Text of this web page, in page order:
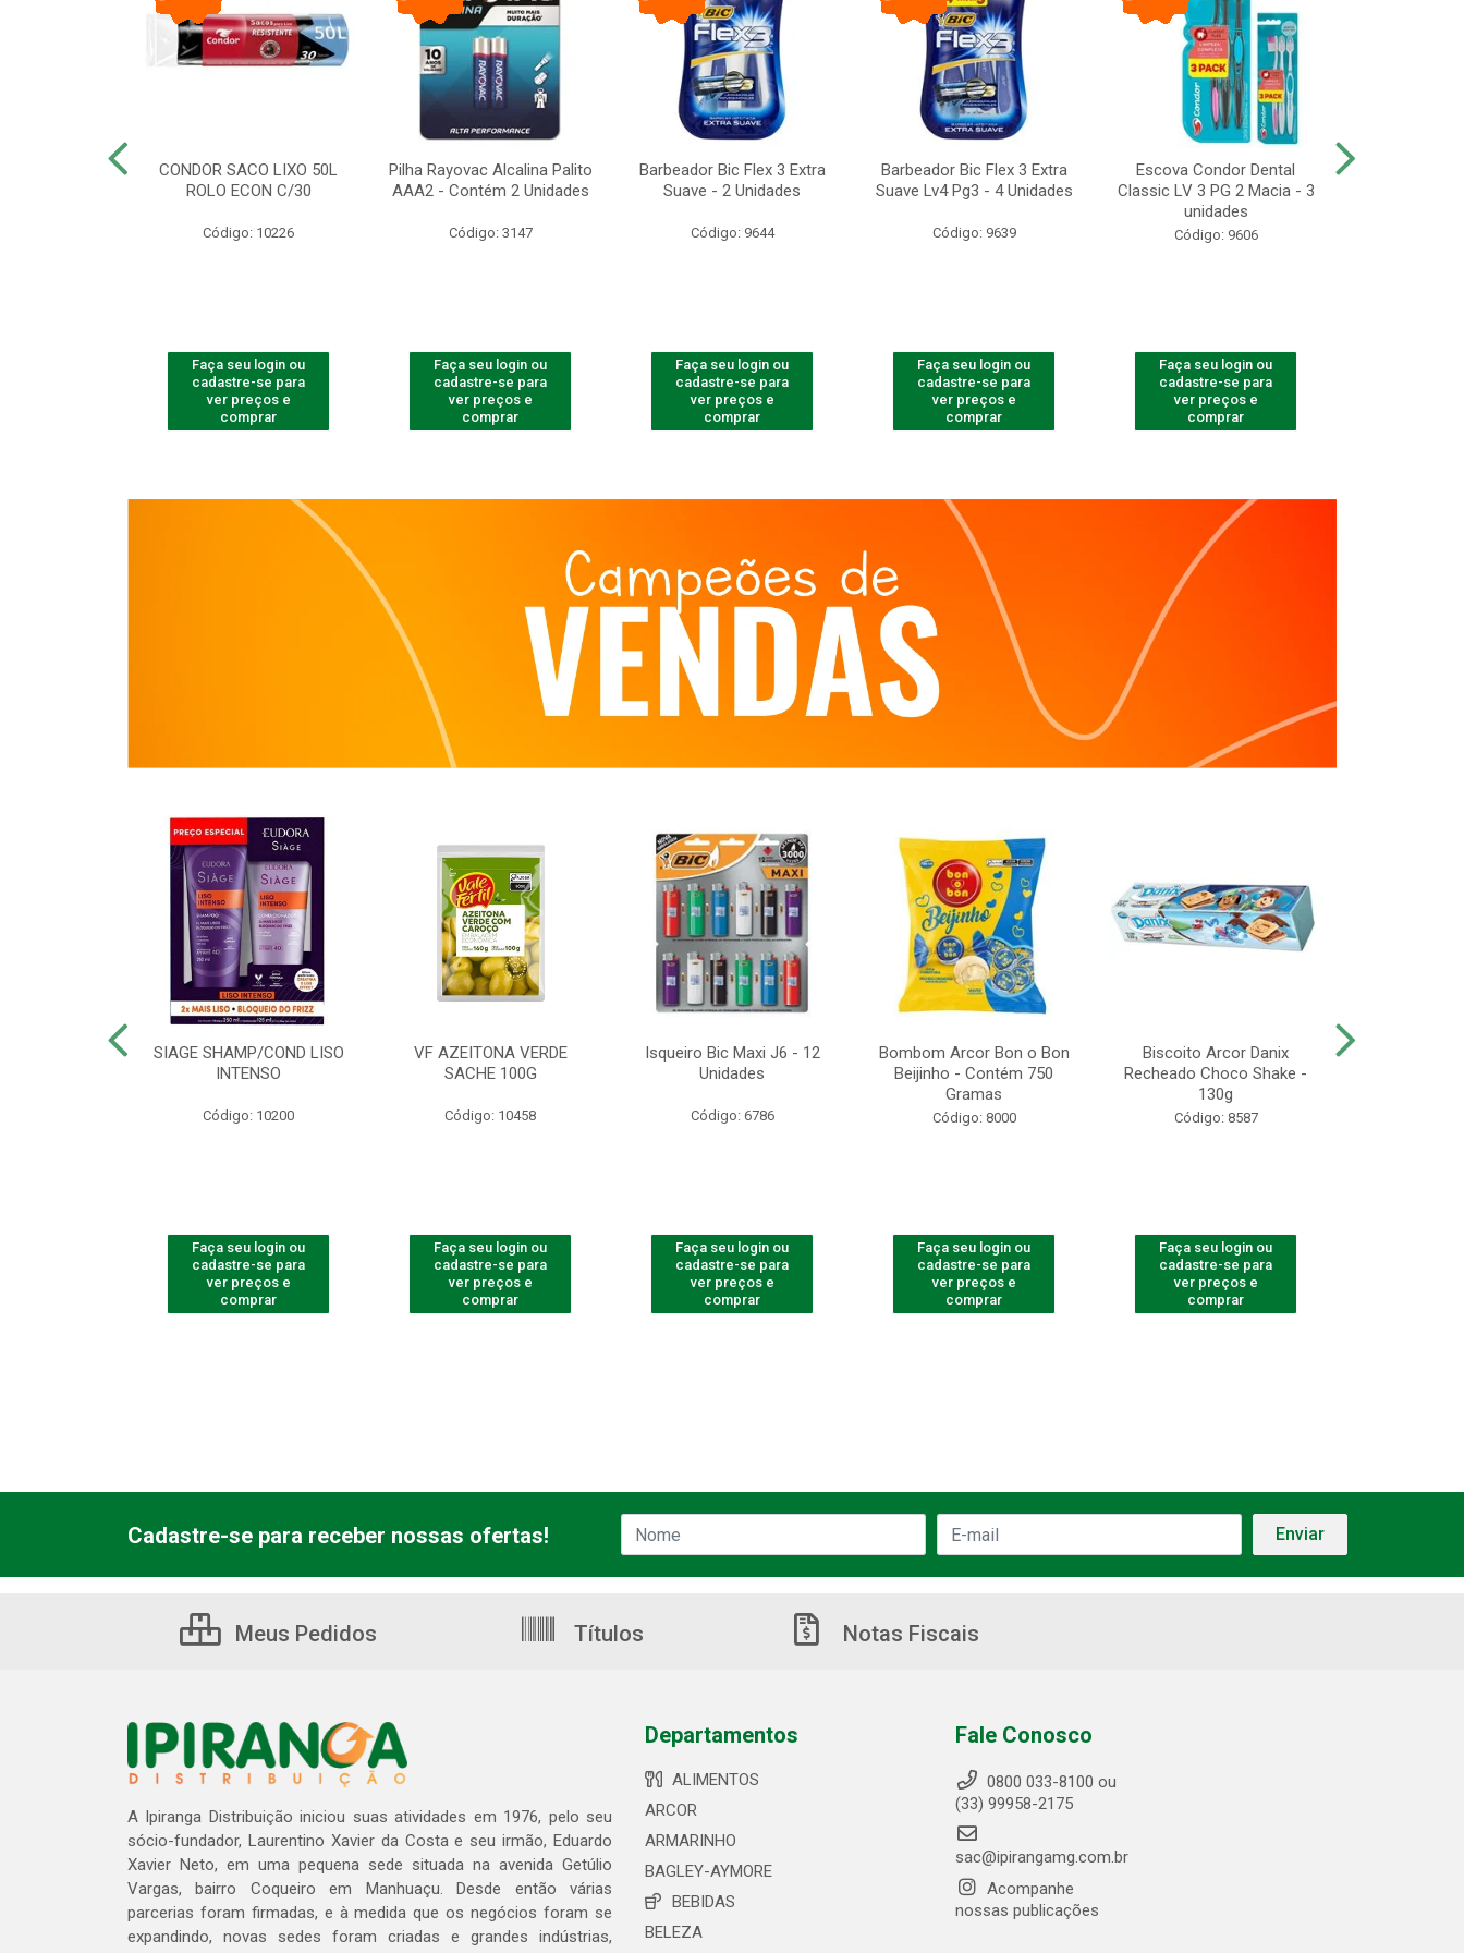
CONDOR SACO LIXO 50L
ROLO ECON C/30
Código: 10226
Faça seu login ou
cadastre-se para
ver preços e
comprar
Pilha Rayovac Alcalina Palito
AAA2 - Contém 2 Unidades
Código: 3147
Faça seu login ou
cadastre-se para
ver preços e
comprar
Barbeador Bic Flex 3 Extra
Suave - 2 Unidades
Código: 9644
Faça seu login ou
cadastre-se para
ver preços e
comprar
Barbeador Bic Flex 3 Extra
Suave Lv4 Pg3 - 4 Unidades
Código: 9639
Faça seu login ou
cadastre-se para
ver preços e
comprar
Escova Condor Dental
Classic LV 3 PG 2 Macia - 3
unidades
Código: 9606
Faça seu login ou
cadastre-se para
ver preços e
comprar
SIAGE SHAMP/COND LISO
INTENSO
Código: 10200
Faça seu login ou
cadastre-se para
ver preços e
comprar
VF AZEITONA VERDE
SACHE 100G
Código: 10458
Faça seu login ou
cadastre-se para
ver preços e
comprar
Isqueiro Bic Maxi J6 - 12
Unidades
Código: 6786
Faça seu login ou
cadastre-se para
ver preços e
comprar
Bombom Arcor Bon o Bon
Beijinho - Contém 750
Gramas
Código: 8000
Faça seu login ou
cadastre-se para
ver preços e
comprar
Biscoito Arcor Danix
Recheado Choco Shake -
130g
Código: 8587
Faça seu login ou
cadastre-se para
ver preços e
comprar
Cadastre-se para receber nossas ofertas!
Meus Pedidos Títulos Notas Fiscais
A Ipiranga Distribuição iniciou suas atividades em 1976, pelo seu
sócio-fundador, Laurentino Xavier da Costa e seu irmão, Eduardo
Xavier Neto, em uma pequena sede situada na avenida Getúlio
Vargas, bairro Coqueiro em Manhuaçu. Desde então várias
parcerias foram firmadas, e à medida que os negócios foram se
expandindo, novas sedes foram criadas e grandes indústrias,
Departamentos
ALIMENTOS
ARCOR
ARMARINHO
BAGLEY-AYMORE
BEBIDAS
BELEZA
Fale Conosco
0800 033-8100 ou
(33) 99958-2175
sac@ipirangamg.com.br
Acompanhe
nossas publicações